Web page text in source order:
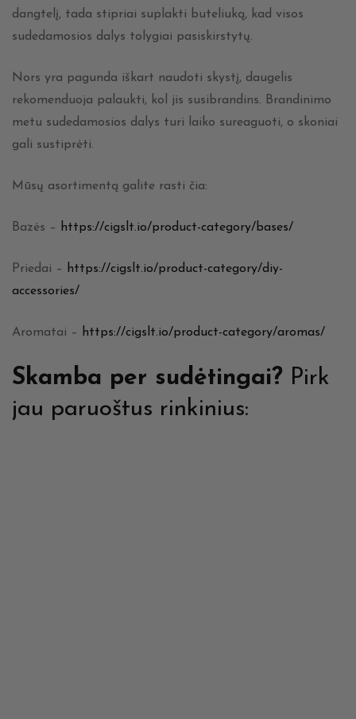
dangtelį, tada stipriai suplakti buteliuką, kad visos
sudedamosios dalys tolygiai pasiskirstytų.
Nors yra pagunda iškart naudoti skystį, daugelis
rekomenduoja palaukti, kol jis susibrandins. Brandinimo
metu sudedamosios dalys turi laiko sureaguoti, o skoniai
gali sustiprėti.
Mūsų asortimentą galite rasti čia:
Bazės – https://cigslt.io/product-category/bases/
Priedai –
https://cigslt.io/product-category/diy-
accessories/
Aromatai – https://cigslt.io/product-category/aromas/
Skamba per sudėtingai? Pirk
jau paruoštus rinkinius: